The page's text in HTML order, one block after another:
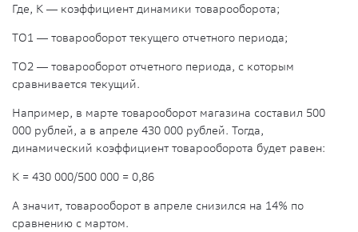
Где, К ― коэффициент динамики товарооборота;
ТО1 ― товарооборот текущего отчетного периода;
ТО2 ― товарооборот отчетного периода, с которым
сравнивается текущий.
Например, в марте товарооборот магазина составил 500
000 рублей, а в апреле 430 000 рублей. Тогда,
динамический коэффициент товарооборота будет равен:
К = 430 000/500 000 = 0,86
А значит, товарооборот в апреле снизился на 14% по
сравнению с мартом.